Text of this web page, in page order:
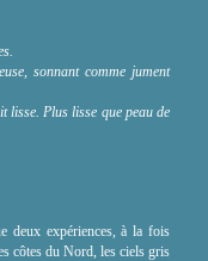
sonnant comme jument
lisse. Plus lisse que peau de
deux expériences, à la fois
côtes du Nord, les ciels gris